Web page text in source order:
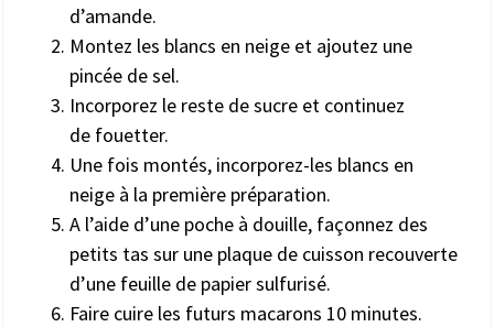
d’amande.
Montez les blancs en neige et ajoutez une
pincée de sel.
Incorporez le reste de sucre et continuez
de fouetter.
Une fois montés, incorporez-les blancs en
neige à la première préparation.
A l’aide d’une poche à douille, façonnez des
petits tas sur une plaque de cuisson recouverte
d’une feuille de papier sulfurisé.
Faire cuire les futurs macarons 10 minutes.